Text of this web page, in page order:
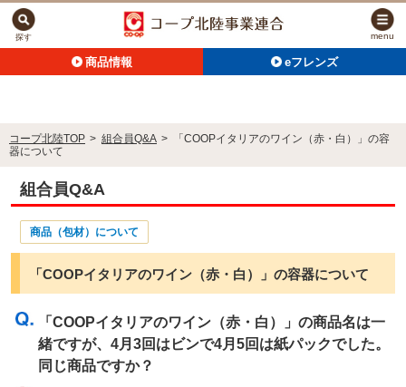
商品情報 eフレンズ
探す menu
コープ北陸TOP > 組合員Q&A >
「COOPイタリアのワイン（赤・白）」の容
器について
組合員Q&A
商品（包材）について
「COOPイタリアのワイン（赤・白）」の容器について
「COOPイタリアのワイン（赤・白）」の商品名は一
緒ですが、4月3回はビンで4月5回は紙パックでした。
同じ商品ですか？